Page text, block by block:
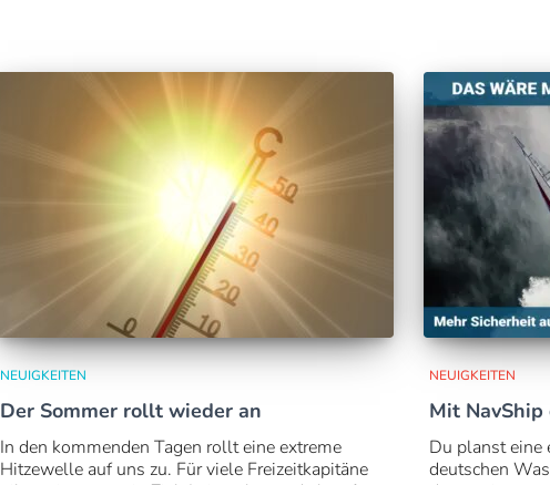
NEUIGKEITEN
Der Sommer rollt wieder an
In den kommenden Tagen rollt eine extreme
Hitzewelle auf uns zu. Für viele Freizeitkapitäne
NEUIGKEITEN
Mit
Du planst eine
deutschen